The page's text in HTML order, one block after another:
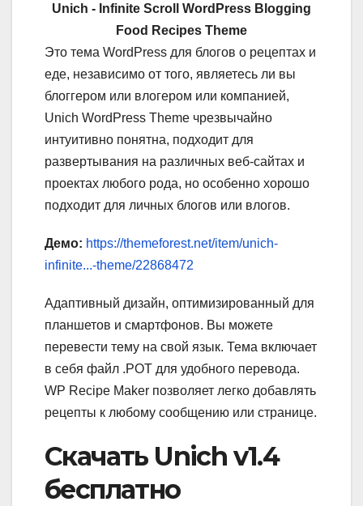
Unich - Infinite Scroll WordPress Blogging
Food Recipes Theme
Это тема WordPress для блогов о рецептах и
еде, независимо от того, являетесь ли вы
блоггером или влогером или компанией,
Unich WordPress Theme чрезвычайно
интуитивно понятна, подходит для
развертывания на различных веб-сайтах и
проектах любого рода, но особенно хорошо
подходит для личных блогов или влогов.
Демо: https://themeforest.net/item/unich-
infinite...-theme/22868472
Адаптивный дизайн, оптимизированный для
планшетов и смартфонов. Вы можете
перевести тему на свой язык. Тема включает
в себя файл .POT для удобного перевода.
WP Recipe Maker позволяет легко добавлять
рецепты к любому сообщению или странице.
Скачать Unich v1.4
бесплатно